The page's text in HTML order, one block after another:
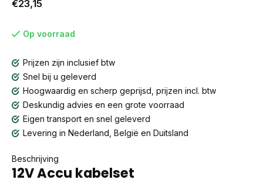
€23,15
Op voorraad
Prijzen zijn inclusief btw
Snel bij u geleverd
Hoogwaardig en scherp geprijsd, prijzen incl. btw
Deskundig advies en een grote voorraad
Eigen transport en snel geleverd
Levering in Nederland, België en Duitsland
Beschrijving
12V Accu kabelset